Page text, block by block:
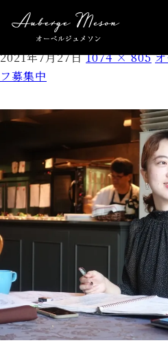
グラフィックス20
2021年7月27日 1074 × 805
フ募集中